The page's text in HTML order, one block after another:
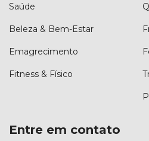
Saúde
Beleza & Bem-Estar
Emagrecimento
Fitness & Físico
Entre em contato